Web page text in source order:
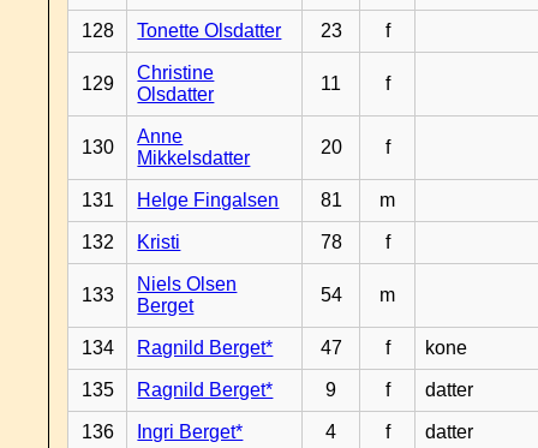
128 Tonette Olsdatter 23 f
129
Christine
Olsdatter
11 f
130
Anne
Mikkelsdatter
20 f
131 Helge Fingalsen 81 m
132 Kristi 78 f
133
Niels Olsen
Berget
54 m
134 Ragnild Berget* 47 f kone
135 Ragnild Berget* 9 f datter
136 Ingri Berget* 4 f datter